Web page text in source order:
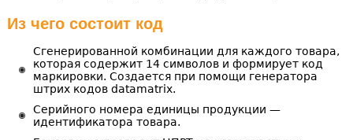
Из чего состоит код
Сгенерированной комбинации для каждого товара,
которая содержит 14 символов и формирует код
маркировки. Создается при помощи генератора
штрих кодов datamatrix.
Серийного номера единицы продукции —
идентификатора товара.